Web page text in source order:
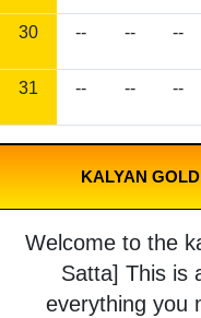
30 -- -- --
31 -- -- --
KALYAN
Welcome to the
Satta] This is
everything you